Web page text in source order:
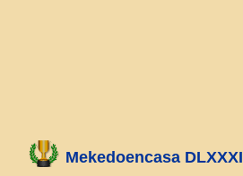
Mekedoencasa DLXXXI